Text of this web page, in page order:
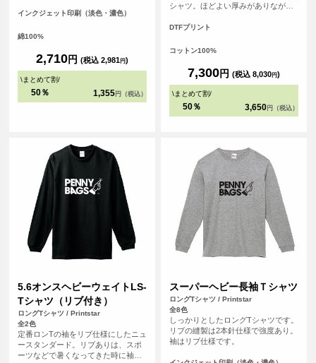
で背番号や名前、ロゴを入れて、お
フォーム）を作りましょう！！
インクジェット印刷（淡色・濃色）
綿100%
2,710円 (税込 2,981円)
\まとめて割/
50％ 1,355 円（税込）
シャツ。ほどよい厚みがありながら
ンナーとしても使いやすいバランス
ス生産ならではのベーシックでタフ
ん、プリントやカスタム用ボディと
しても幅広く活用できる一着です。
<br> ※お客様の閲覧環境により、商
がございます。
DTFプリント
コットン100%
7,300円 (税込 8,030円)
\まとめて割/
50％ 3,650 円（税込）
5.6オンスヘビーウェイトLS-
Tシャツ（リブ付き）
ロングTシャツ / Printstar
全2色
定番ロンTの袖をリブ仕様にしたニュ
ースタンダード。リブありは、スポ
ーツなどで暑くなってきた時に袖を
スーパーヘビー長袖Ｔシャツ
ロングTシャツ / Printstar
全8色
しっかりとしたロングTシャツです。
リブの縫製は2本針仕様で強度あり。
袖はリブ仕様です。